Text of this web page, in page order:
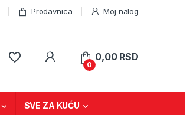
Prodavnica Moj nalog
0
0,00 RSD
SVE ZA KUĆU